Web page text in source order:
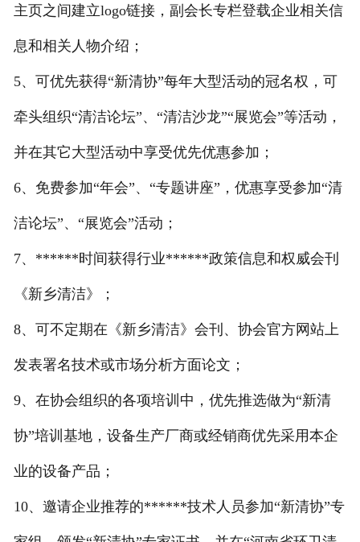
主页之间建立logo链接，副会长专栏登载企业相关信
息和相关人物介绍；
5、可优先获得“新清协”每年大型活动的冠名权，可
牵头组织“清洁论坛”、“清洁沙龙”“展览会”等活动，
并在其它大型活动中享受优先优惠参加；
6、免费参加“年会”、“专题讲座”，优惠享受参加“清
洁论坛”、“展览会”活动；
7、******时间获得行业******政策信息和权威会刊
《新乡清洁》；
8、可不定期在《新乡清洁》会刊、协会官方网站上
发表署名技术或市场分析方面论文；
9、在协会组织的各项培训中，优先推选做为“新清
协”培训基地，设备生产厂商或经销商优先采用本企
业的设备产品；
10、邀请企业推荐的******技术人员参加“新清协”专